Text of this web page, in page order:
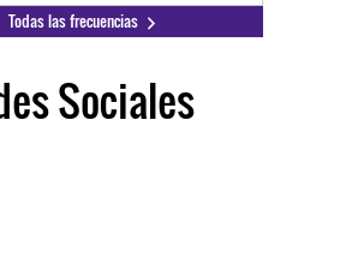
Todas las frecuencias
Sociales